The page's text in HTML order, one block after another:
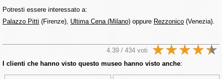
Potresti essere interessato a:
Palazzo Pitti (Firenze), Ultima Cena (Milano) oppure Rezzonico (Venezia).
4.39 / 434 voti
I clienti che hanno visto questo museo hanno visto anche: